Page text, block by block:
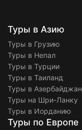
Туры в Азию
Туры в Грузию
Туры в Непал
Туры в Турции
Туры в Таиланд
Туры в Азербайджан
Туры на Шри-Ланку
Туры в Иорданию
Туры по Европе